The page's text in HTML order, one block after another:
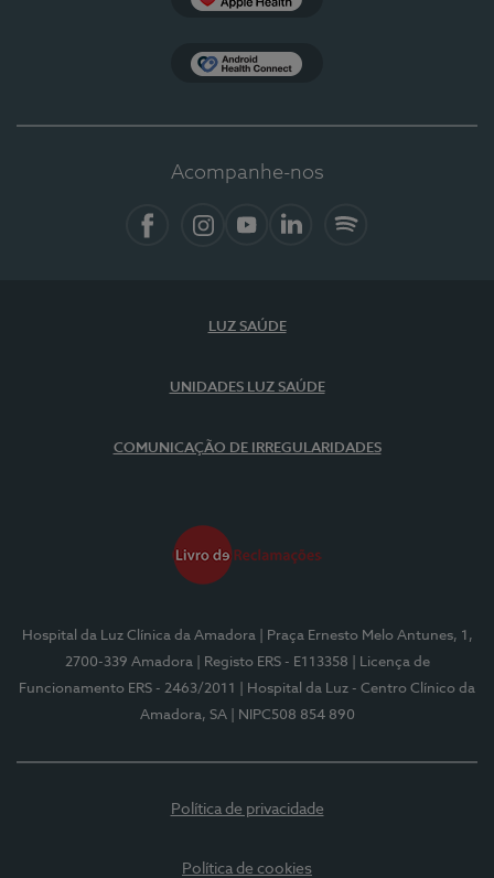
Acompanhe-nos
LUZ SAÚDE
UNIDADES LUZ SAÚDE
COMUNICAÇÃO DE IRREGULARIDADES
Hospital da Luz Clínica da Amadora
| Praça Ernesto Melo Antunes, 1,
2700-339 Amadora
| Registo ERS - E113358
| Licença de
Funcionamento ERS - 2463/2011
| Hospital da Luz - Centro Clínico da
Amadora, SA
| NIPC508 854 890
Política de privacidade
Política de cookies